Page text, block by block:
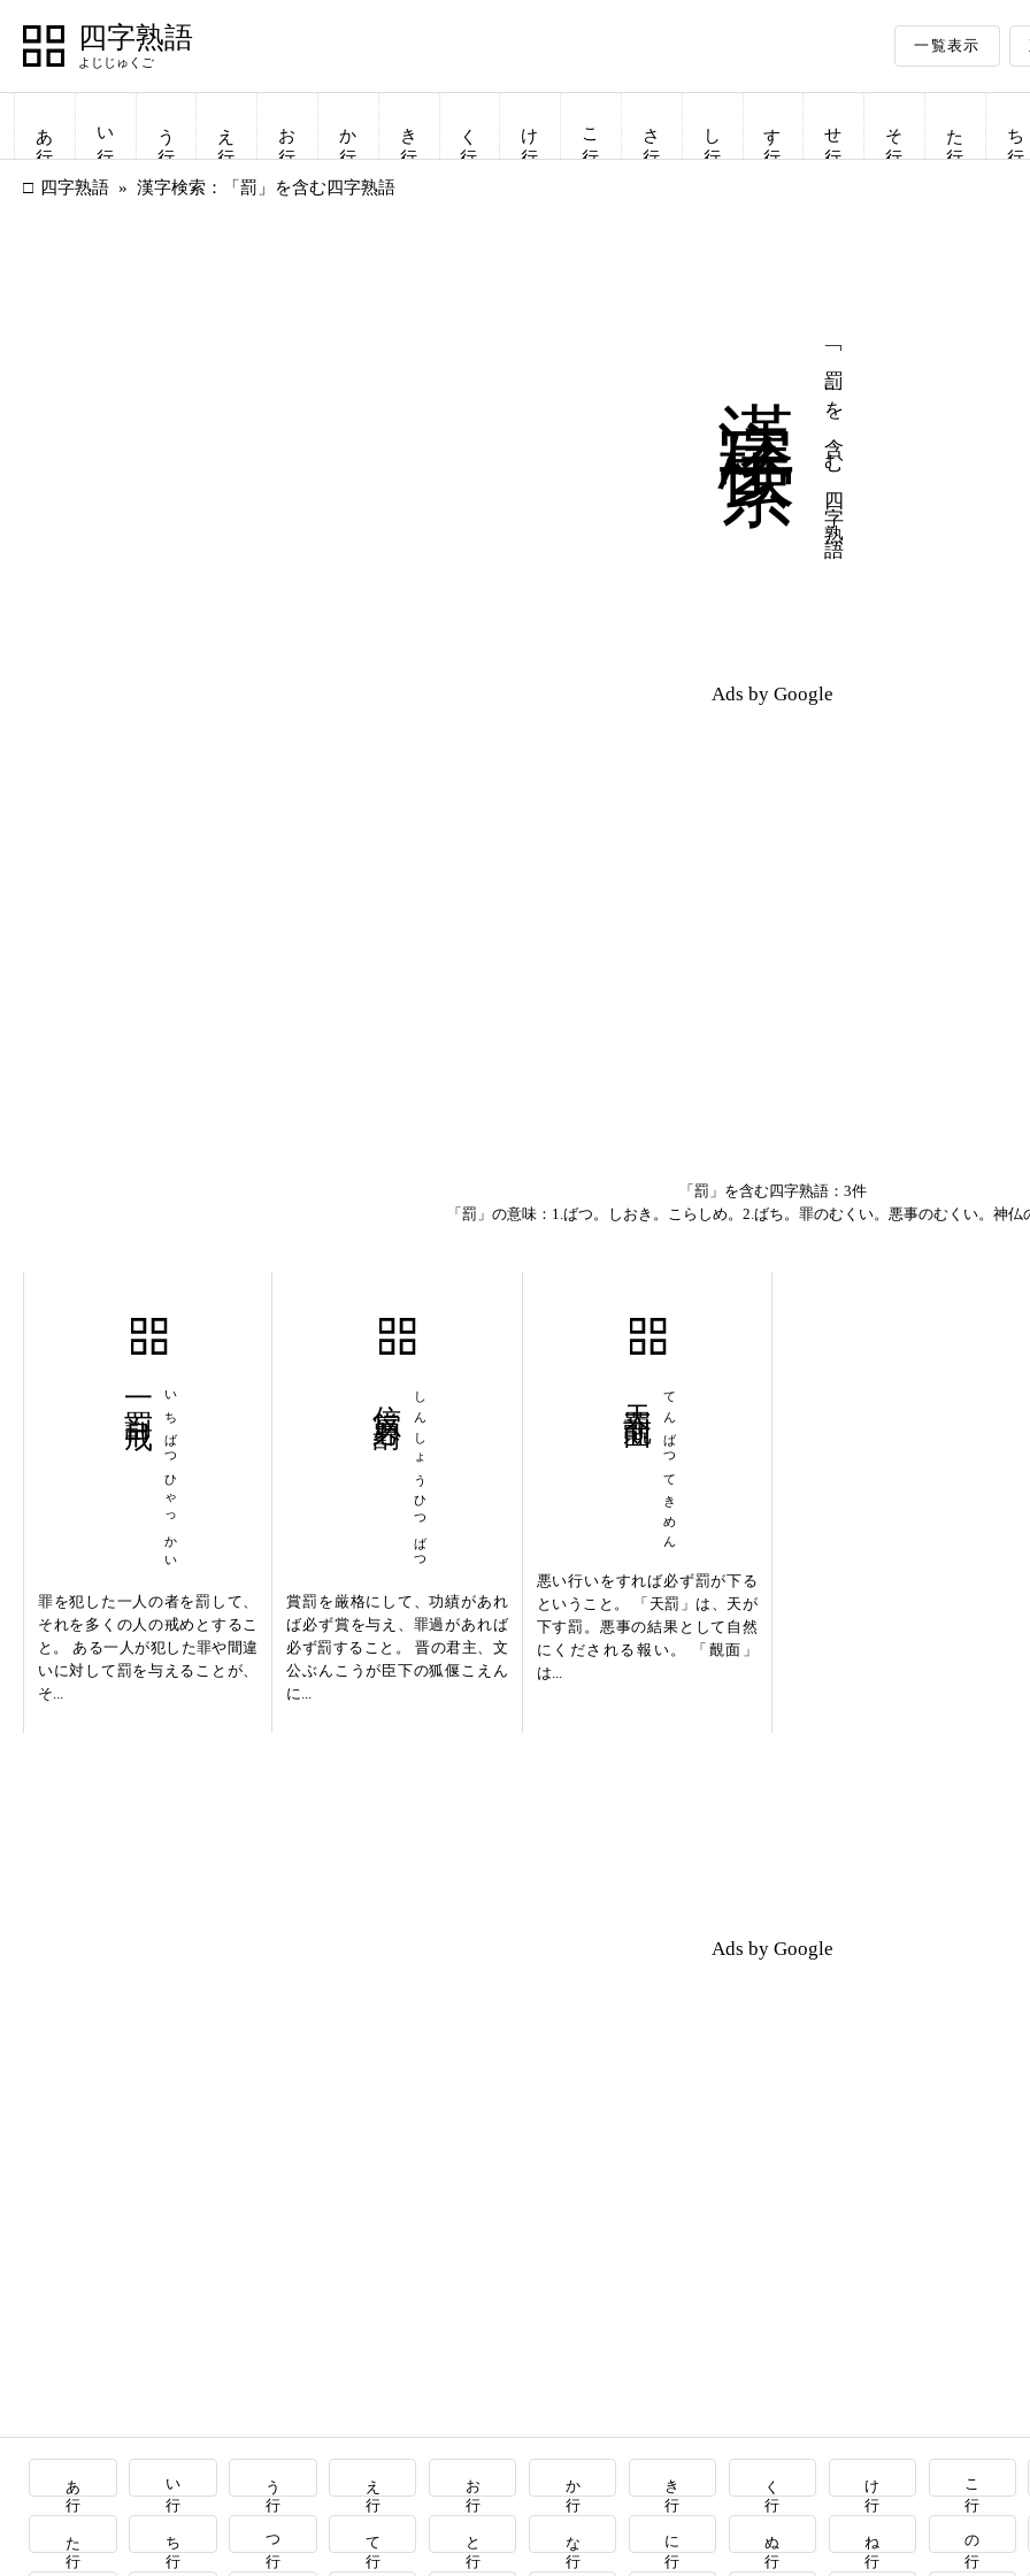
四字熟語 一覧表示
あ行 い行 う行 え行 お行 か行 き行 く行 け行 こ行 さ行 し行 す行 せ行 そ行 た行 ち行
四字熟語 漢字検索：「罰」を含む四字熟語
「罰」を含む四字熟語
Ads by Google
「罰」を含む四字熟語：3件
「罰」の意味：1.ばつ。しおき。こらしめ。2.ばち。罪のむくい。悪事のむくい。神仏
いちばつひゃっかい
一罰百戒
罪を犯した一人の者を罰して、
それを多くの人の戒めとするこ
と。 ある一人が犯した罪や間違
いに対して罰を与えることが、
そ...
しんしょうひつばつ
賞罰を厳格にして、功績があれ
ば必ず賞を与え、罪過があれば
必ず罰すること。 晋の君主、文
公ぶんこうが臣下の狐偃こえん
に...
てんばつてきめん
悪い行いをすれば必ず罰が下る
ということ。 「天罰」は、天が
下す罰。悪事の結果として自然
にくだされる報い。 「覿面」
は...
Ads by Google
あ行 い行 う行 え行 お行 か行 き行 く行 け行 こ行
た行 ち行 つ行 て行 と行 な行 に行 ぬ行 ね行 の行